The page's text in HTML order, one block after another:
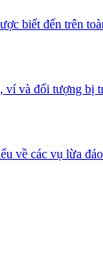
biết đến trên
ví và đối tượng bị
về các vụ lừa